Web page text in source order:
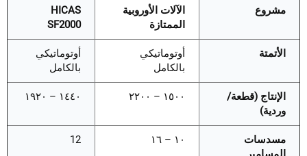
مشروع
الآلات الأوروبية
الممتازة
HICAS
SF2000
الأتمتة
أوتوماتيكي
بالكامل
أوتوماتيكي
بالكامل
الإنتاج (قطعة/
وردية)
١٥٠٠ – ٢٢٠٠ ١٤٤٠ – ١٩٢٠
مسدسات